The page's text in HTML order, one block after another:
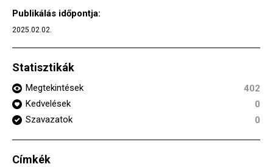
Publikálás időpontja:
2025.02.02.
Statisztikák
Megtekintések
402
Kedvelések
0
Szavazatok
0
Címkék